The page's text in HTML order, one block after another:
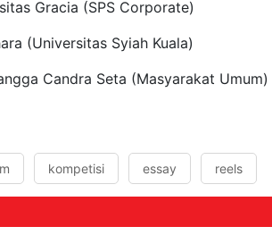
Gracia (SPS Corporate)
(Universitas Syiah Kuala)
Candra Seta (Masyarakat Umum)
kompetisi essay reels